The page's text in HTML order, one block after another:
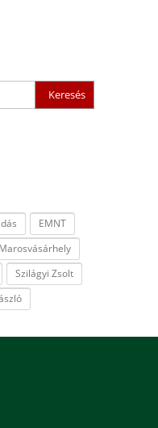
EMNT
Marosvásárhely
Szilágyi Zsolt